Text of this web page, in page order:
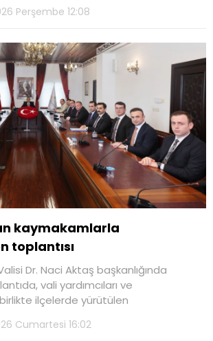
Perşembe 12:08
kaymakamlarla
toplantısı
Dr. Naci Aktaş başkanlığında
vali yardımcıları ve
ilçelerde yürütülen
Cumartesi 16:02